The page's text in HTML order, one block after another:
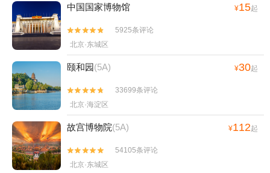
中国国家博物馆 ¥15起


5925条评论
北京·东城区
颐和园(5A) ¥30起


33699条评论
北京·海淀区
故宫博物院(5A) ¥112起


54105条评论
北京·东城区